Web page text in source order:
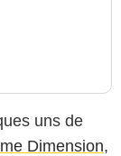
uns de
Dimension,